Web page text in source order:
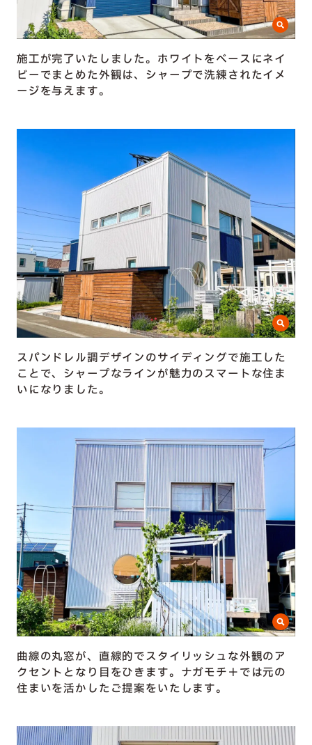
施工が完了いたしました。ホワイトをベースにネイ
ビーでまとめた外観は、シャープで洗練されたイメ
ージを与えます。
スパンドレル調デザインのサイディングで施工した
ことで、シャープなラインが魅力のスマートな住ま
いになりました。
曲線の丸窓が、直線的でスタイリッシュな外観のア
クセントとなり目をひきます。ナガモチ＋では元の
住まいを活かしたご提案をいたします。